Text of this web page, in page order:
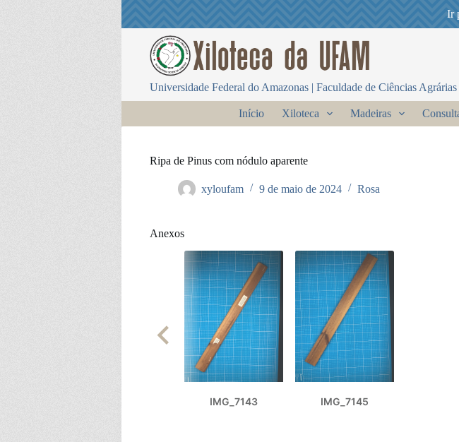
Ir
Universidade Federal do Amazonas | Faculdade de Ciências
Início Xiloteca Madeiras
Ripa de Pinus com nódulo aparente
xyloufam 9 de maio de 2024 Rosa
Anexos
IMG_7143 IMG_7145